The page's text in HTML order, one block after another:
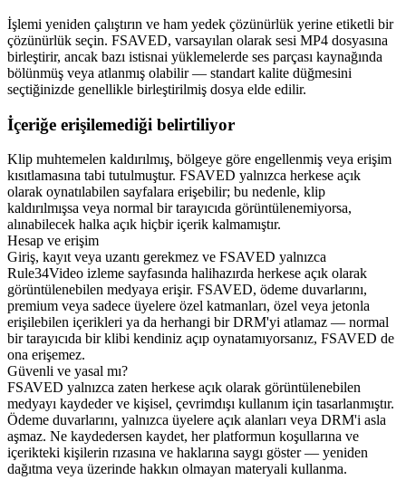
İşlemi yeniden çalıştırın ve ham yedek çözünürlük yerine etiketli bir
çözünürlük seçin. FSAVED, varsayılan olarak sesi MP4 dosyasına
birleştirir, ancak bazı istisnai yüklemelerde ses parçası kaynağında
bölünmüş veya atlanmış olabilir — standart kalite düğmesini
seçtiğinizde genellikle birleştirilmiş dosya elde edilir.
İçeriğe erişilemediği belirtiliyor
Klip muhtemelen kaldırılmış, bölgeye göre engellenmiş veya erişim
kısıtlamasına tabi tutulmuştur. FSAVED yalnızca herkese açık
olarak oynatılabilen sayfalara erişebilir; bu nedenle, klip
kaldırılmışsa veya normal bir tarayıcıda görüntülenemiyorsa,
alınabilecek halka açık hiçbir içerik kalmamıştır.
Hesap ve erişim
Giriş, kayıt veya uzantı gerekmez ve FSAVED yalnızca
Rule34Video izleme sayfasında halihazırda herkese açık olarak
görüntülenebilen medyaya erişir. FSAVED, ödeme duvarlarını,
premium veya sadece üyelere özel katmanları, özel veya jetonla
erişilebilen içerikleri ya da herhangi bir DRM'yi atlamaz — normal
bir tarayıcıda bir klibi kendiniz açıp oynatamıyorsanız, FSAVED de
ona erişemez.
Güvenli ve yasal mı?
FSAVED yalnızca zaten herkese açık olarak görüntülenebilen
medyayı kaydeder ve kişisel, çevrimdışı kullanım için tasarlanmıştır.
Ödeme duvarlarını, yalnızca üyelere açık alanları veya DRM'i asla
aşmaz. Ne kaydedersen kaydet, her platformun koşullarına ve
içerikteki kişilerin rızasına ve haklarına saygı göster — yeniden
dağıtma veya üzerinde hakkın olmayan materyali kullanma.